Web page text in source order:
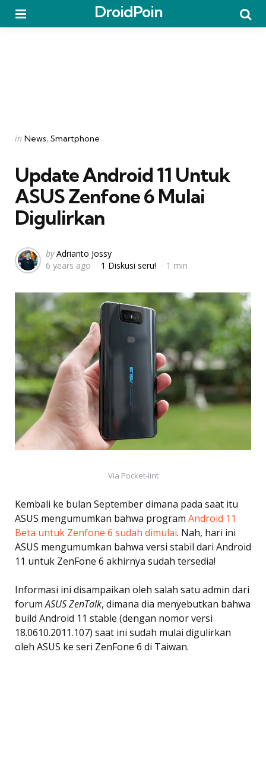
DroidPoin
Categories
Posted
in News Smartphone
Update Android 11 Untuk
ASUS Zenfone 6 Mulai
Digulirkan
Posted
by
by Adrianto Jossy
6 years ago
1 Diskusi seru! 1 min
Via Pocket-lint
Kembali ke bulan September dimana pada saat itu
ASUS mengumumkan bahwa program Android 11
Beta untuk Zenfone 6 sudah dimulai. Nah, hari ini
ASUS mengumumkan bahwa versi stabil dari Android
11 untuk ZenFone 6 akhirnya sudah tersedia!
Informasi ini disampaikan oleh salah satu admin dari
forumASUS ZenTalk, dimana dia menyebutkan bahwa
build Android 11 stable (dengan nomor versi
18.0610.2011.107) saat ini sudah mulai digulirkan
oleh ASUS ke seri ZenFone 6 di Taiwan.